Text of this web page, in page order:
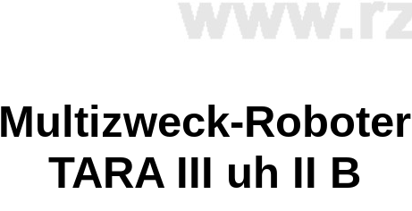
Multizweck-Roboter
TARA III uh II B